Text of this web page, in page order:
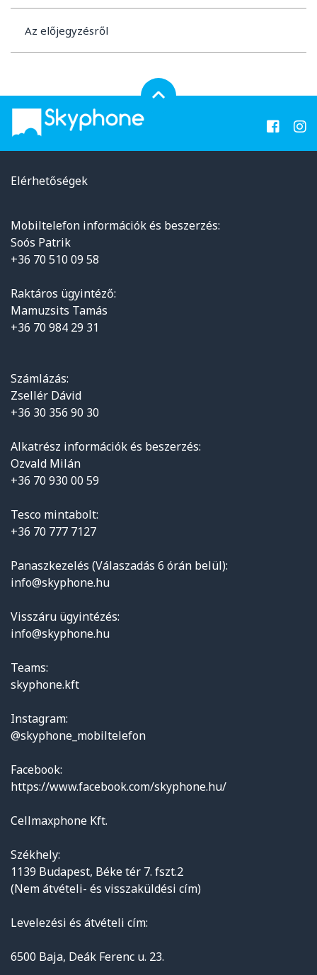
Az előjegyzésről
Elérhetőségek
Mobiltelefon információk és beszerzés:
Soós Patrik
+36 70 510 09 58
Raktáros ügyintéző:
Mamuzsits Tamás
+36 70 984 29 31
Számlázás:
Zsellér Dávid
+36 30 356 90 30
Alkatrész információk és beszerzés:
Ozvald Milán
+36 70 930 00 59
Tesco mintabolt:
+36 70 777 7127
Panaszkezelés (Válaszadás 6 órán belül):
info@skyphone.hu
Visszáru ügyintézés:
info@skyphone.hu
Teams:
skyphone.kft
Instagram:
@skyphone_mobiltelefon
Facebook:
https://www.facebook.com/skyphone.hu/
Cellmaxphone Kft.
Székhely:
1139 Budapest, Béke tér 7. fszt.2
(Nem átvételi- és visszaküldési cím)
Levelezési és átvételi cím:
6500 Baja, Deák Ferenc u. 23.